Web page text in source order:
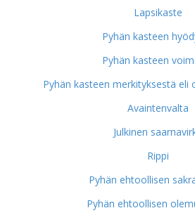
Lapsikaste
Pyhän kasteen
Pyhän kasteen
Pyhän kasteen merkityksestä eli
Avaintenvalta
Julkinen
Rippi
Pyhän ehtoollisen
Pyhän ehtoollisen